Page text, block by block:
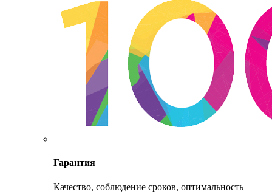
Гарантия
Качество, соблюдение сроков, оптимальность